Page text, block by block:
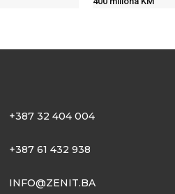
+387 32 404 004
+387 61 432 938
INFO@ZENIT.BA